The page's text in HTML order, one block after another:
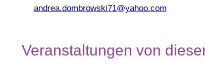
Email
andrea.dombrowski71@yahoo.com
Veranstaltungen von